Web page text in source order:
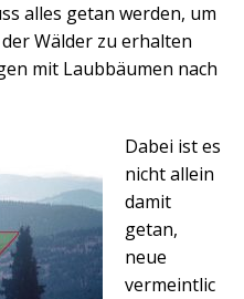
alles getan werden, um
Wälder zu erhalten
mit Laubbäumen nach
Dabei ist es
nicht allein
damit
getan,
neue
vermeintlic